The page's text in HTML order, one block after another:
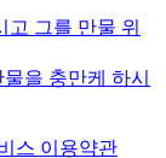
고 그를 만물 위
을 충만케 하시
스 이용약관